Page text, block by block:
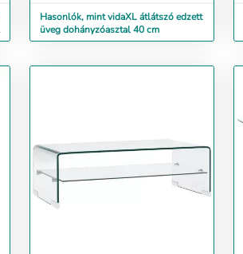
Hasonlók, mint vidaXL átlátszó edzett
üveg dohányzóasztal 40 cm